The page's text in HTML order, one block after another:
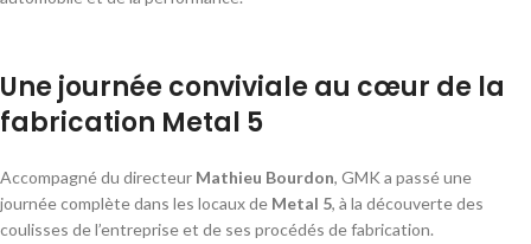
Une journée conviviale au cœur de la
fabrication Metal 5
Accompagné du directeur Mathieu Bourdon, GMK a passé une
journée complète dans les locaux de Metal 5, à la découverte des
coulisses de l’entreprise et de ses procédés de fabrication.